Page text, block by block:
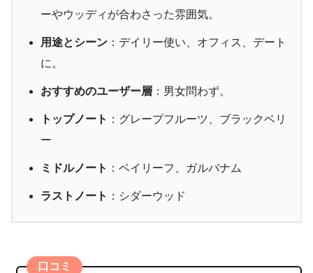
ーやウッディが合わさった雰囲気。
用途とシーン ：デイリー使い、オフィス、デート
に。
おすすめのユーザー層 ：男女問わず。
トップノート ：グレープフルーツ、ブラックベリ
ー
ミドルノート ：ベイリーフ、ガルバナム
ラストノート ：シダーウッド
口コミ